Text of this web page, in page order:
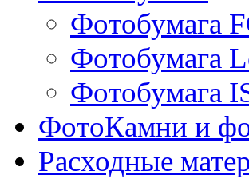
Фотобумага
Фотобумага
Фотобумага
ФотоКамни и
Расходные